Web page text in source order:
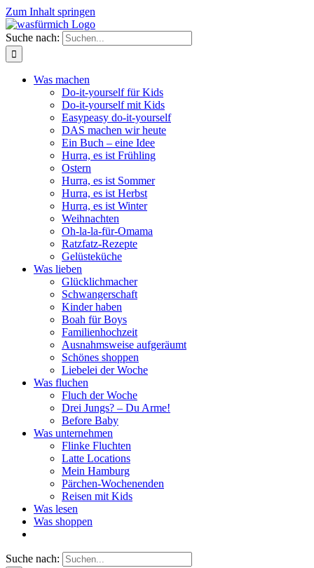
Zum Inhalt springen
Suche nach:
Was machen
Do-it-yourself für Kids
Do-it-yourself mit Kids
Easypeasy do-it-yourself
DAS machen wir heute
Ein Buch – eine Idee
Hurra, es ist Frühling
Ostern
Hurra, es ist Sommer
Hurra, es ist Herbst
Hurra, es ist Winter
Weihnachten
Oh-la-la-für-Omama
Ratzfatz-Rezepte
Gelüsteküche
Was lieben
Glücklichmacher
Schwangerschaft
Kinder haben
Boah für Boys
Familienhochzeit
Ausnahmsweise aufgeräumt
Schönes shoppen
Liebelei der Woche
Was fluchen
Fluch der Woche
Drei Jungs? – Du Arme!
Before Baby
Was unternehmen
Flinke Fluchten
Latte Locations
Mein Hamburg
Pärchen-Wochenenden
Reisen mit Kids
Was lesen
Was shoppen
Suche nach: